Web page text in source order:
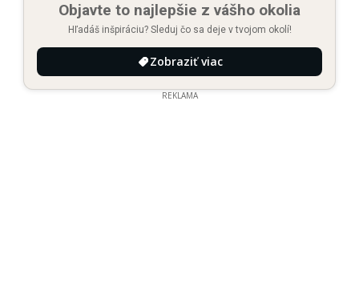
Objavte to najlepšie z vášho okolia
Hľadáš inšpiráciu? Sleduj čo sa deje v tvojom okolí!
Zobraziť viac
REKLAMA